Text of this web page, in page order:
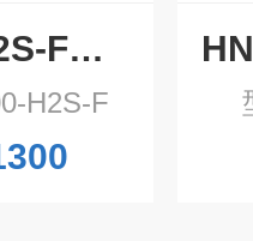
HNAG1000-H2S-F在线式硫化氢气体检测仪 防爆气体监测仪
H2S-F